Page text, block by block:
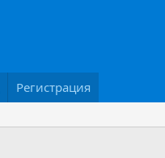
Регистрация